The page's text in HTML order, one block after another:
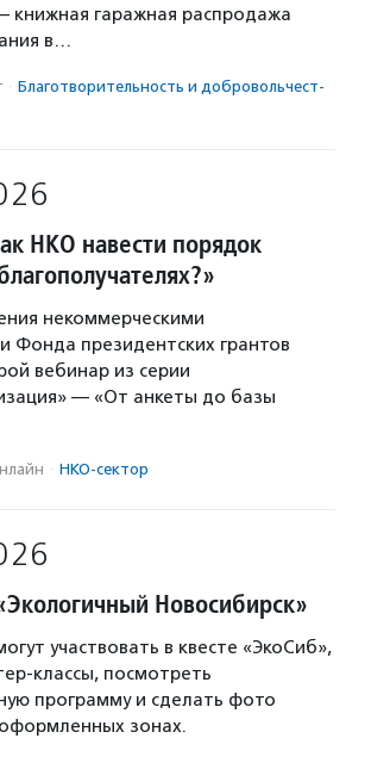
книжная гаражная распродажа
в…
· Благотвори­тель­ность и доброволь­чест­
НКО навести порядок
некоммерческими
Фонда президентских грантов
вебинар из серии
— «От анкеты до базы
· НКО-сектор
Новосибирск»
участвовать в квесте «ЭкоСиб»,
классы, посмотреть
программу и сделать фото
зонах.